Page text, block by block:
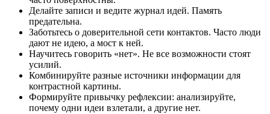
Делайте записи и ведите журнал идей. Память
предательна.
Заботьтесь о доверительной сети контактов. Часто люди
дают не идею, а мост к ней.
Научитесь говорить «нет». Не все возможности стоят
усилий.
Комбинируйте разные источники информации для
контрастной картины.
Формируйте привычку рефлексии: анализируйте,
почему одни идеи взлетали, а другие нет.